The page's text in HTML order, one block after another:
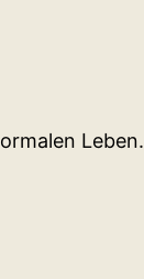
Leben.